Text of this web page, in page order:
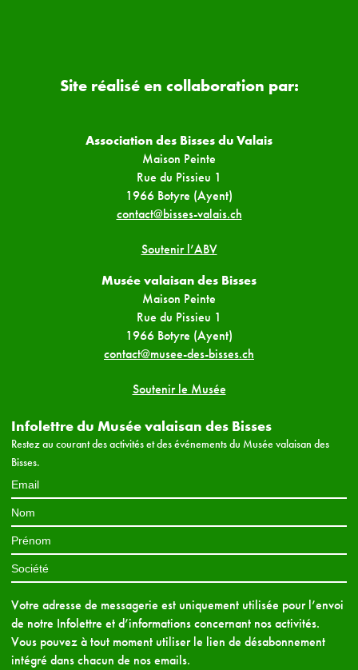
Site réalisé en collaboration par:
Association des Bisses du Valais
Maison Peinte
Rue du Pissieu 1
1966 Botyre (Ayent)
contact@bisses-valais.ch
Soutenir l’ABV
Musée valaisan des Bisses
Maison Peinte
Rue du Pissieu 1
1966 Botyre (Ayent)
contact@musee-des-bisses.ch
Soutenir le Musée
Infolettre du Musée valaisan des Bisses
Restez au courant des activités et des événements du Musée valaisan des
Bisses.
Votre adresse de messagerie est uniquement utilisée pour l’envoi
de notre Infolettre et d’informations concernant nos activités.
Vous pouvez à tout moment utiliser le lien de désabonnement
intégré dans chacun de nos emails.